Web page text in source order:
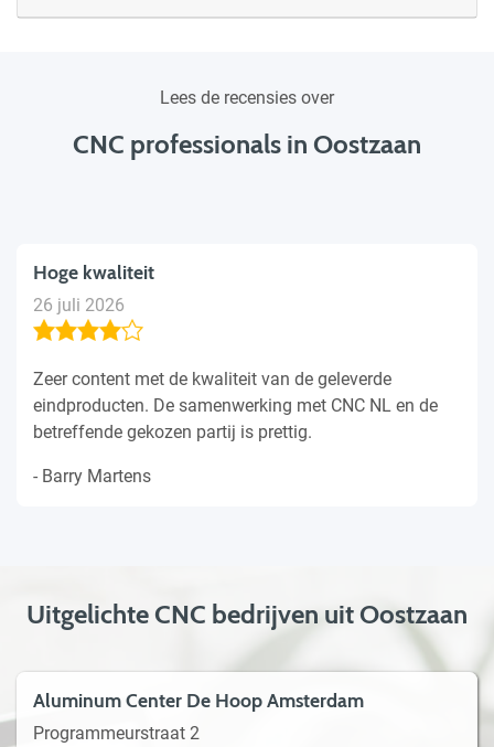
Lees de recensies over
CNC professionals in Oostzaan
Hoge kwaliteit
26 juli 2026
Zeer content met de kwaliteit van de geleverde
eindproducten. De samenwerking met CNC NL en de
betreffende gekozen partij is prettig.
- Barry Martens
Uitgelichte CNC bedrijven uit Oostzaan
Aluminum Center De Hoop Amsterdam
Programmeurstraat 2